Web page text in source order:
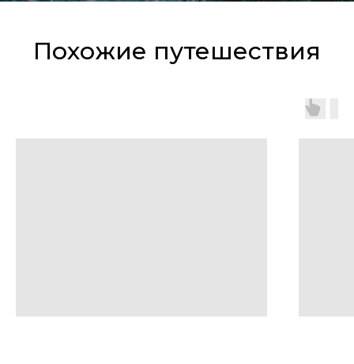
Похожие путешествия